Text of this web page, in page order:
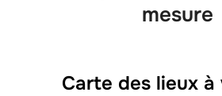
mesure
Carte des lieux à